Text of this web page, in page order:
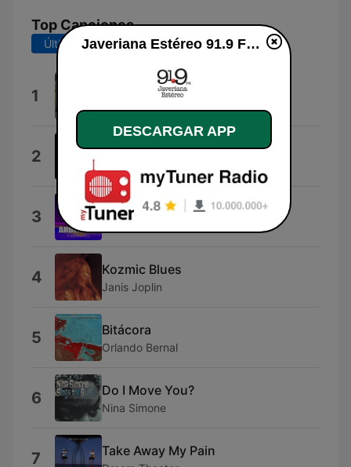
Top Canciones
Últimos 7 días Últimos 30 días
1 Bogotá Romántica
2 Enemigo Para El Amor
3 Himno Nacional Argentino
4 Kozmic Blues
Janis Joplin
5 Bitácora
Orlando Bernal
6 Do I Move You?
Nina Simone
7 Take Away My Pain
Javeriana Estéreo 91.9 FM en vivo
DESCARGAR APP